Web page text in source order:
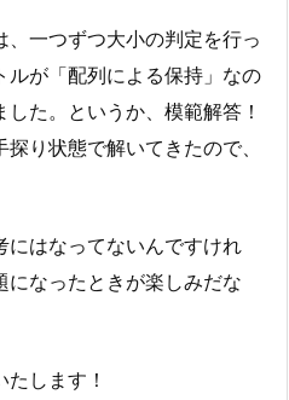
一つずつ大小の判定を行っ
が「配列による保持」なの
た。というか、模範解答！
り状態で解いてきたので、
にはなってないんですけれ
になったときが楽しみだな
します！